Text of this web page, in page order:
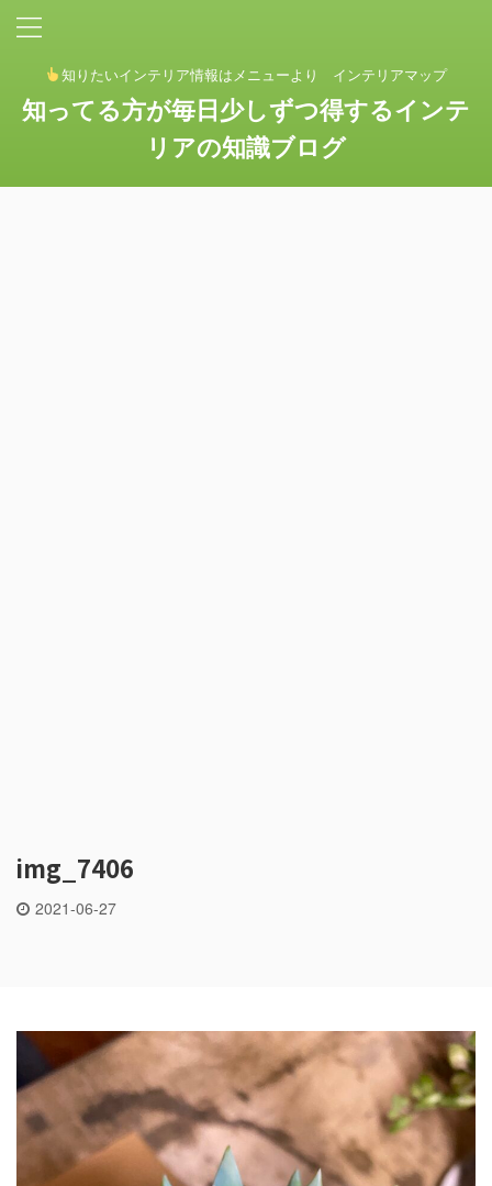
知りたいインテリア情報はメニューより インテリアマップ
知ってる方が毎日少しずつ得するインテ
リアの知識ブログ
img_7406
2021-06-27